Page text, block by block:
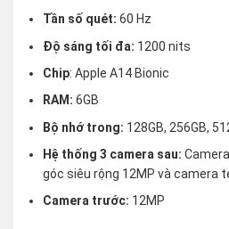
Tần số quét: 60 Hz
Độ sáng tối đa: 1200 nits
Chip: Apple A14 Bionic
RAM: 6GB
Bộ nhớ trong: 128GB, 256GB,
Hệ thống 3 camera sau:
góc siêu rộng 12MP và camera
Camera trước: 12MP